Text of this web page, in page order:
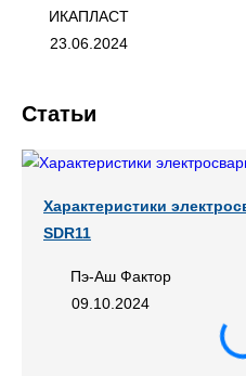
ИКАПЛАСТ
23.06.2024
Статьи
Характеристики
SDR11
Пэ-Аш Фактор
09.10.2024